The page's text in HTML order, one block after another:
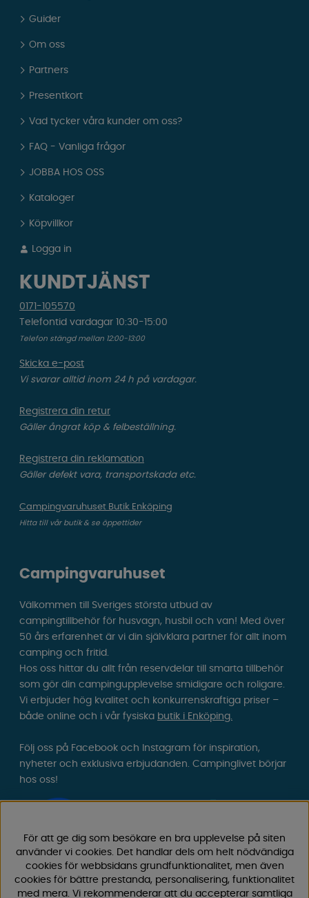
Guider
Om oss
Partners
Presentkort
Vad tycker våra kunder om oss?
FAQ - Vanliga frågor
JOBBA HOS OSS
Kataloger
Köpvillkor
Logga in
KUNDTJÄNST
0171-105570
Telefontid vardagar 10:30-15:00
Telefon stängd mellan 12:00-13:00
Skicka e-post
Vi svarar alltid inom 24 h på vardagar.
Registrera din retur
Gäller ångrat köp & felbeställning.
Registrera din reklamation
Gäller defekt vara, transportskada etc.
Campingvaruhuset Butik Enköping
Hitta till vår butik & se öppettider
Campingvaruhuset
Välkommen till Sveriges största utbud av
campingtillbehör för husvagn, husbil och van! Med över
50 års erfarenhet är vi din självklara partner för allt inom
camping och fritid.
Hos oss hittar du allt från reservdelar till smarta tillbehör
som gör din campingupplevelse smidigare och roligare.
Vi erbjuder hög kvalitet och konkurrenskraftiga priser –
både online och i vår fysiska butik i Enköping.
Följ oss på Facebook och Instagram för inspiration,
nyheter och exklusiva erbjudanden. Campinglivet börjar
hos oss!
För att ge dig som besökare en bra upplevelse på siten
använder vi cookies. Det handlar dels om helt nödvändiga
cookies för webbsidans grundfunktionalitet, men även
cookies för bättre prestanda, personalisering, funktionalitet
med mera. Vi rekommenderar att du accepterar samtliga